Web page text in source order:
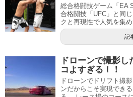
総合格闘技ゲーム「EA
合格闘技「UFC」と同
クと再現性で人気を集め
記
ドローンで撮影
コよすぎる！！
ドローンでドリフト撮
ンだからこそ実現でき